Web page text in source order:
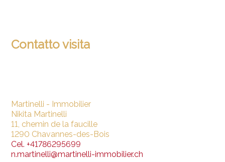
Contatto visita
Martinelli - Immobilier
Nikita Martinelli
11, chemin de la faucille
1290 Chavannes-des-Bois
Cel.+41786295699
n.martinelli@martinelli-immobilier.ch